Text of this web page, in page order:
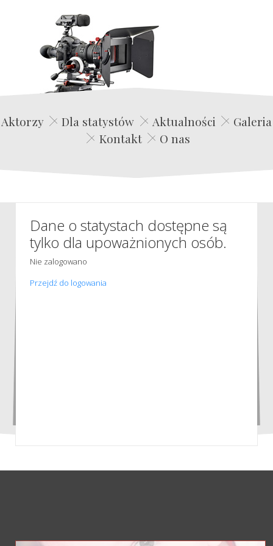
Edwin Film Agencja Aktorska
Aktorzy Dla statystów Aktualności
Galeria
Kontakt
O nas
Dane o statystach dostępne są
tylko dla upoważnionych osób.
Nie zalogowano
Przejdź do logowania